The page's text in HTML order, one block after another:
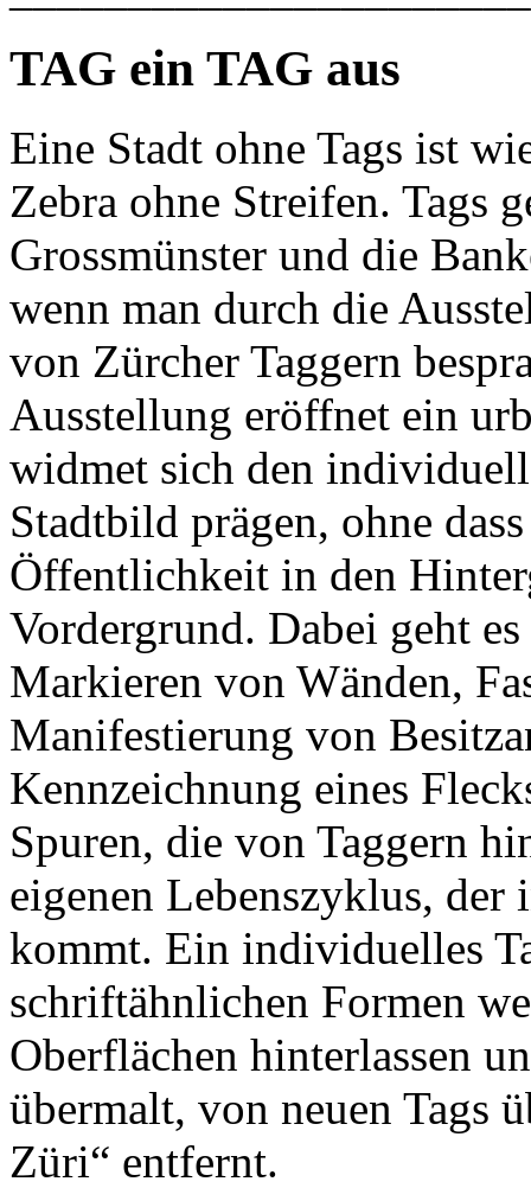
TAG ein TAG aus
Eine Stadt ohne Tags ist
Zebra ohne Streifen. Tags
Grossmünster und die
wenn man durch die
von Zürcher Taggern
Ausstellung eröffnet ein
widmet sich den
Stadtbild prägen, ohne
Öffentlichkeit in den
Vordergrund. Dabei geht
Markieren von Wänden,
Manifestierung von
Kennzeichnung eines
Spuren, die von Taggern
eigenen Lebenszyklus,
kommt. Ein individuelles
schriftähnlichen Formen
Oberflächen hinterlassen
übermalt, von neuen Tags
Züri“ entfernt.